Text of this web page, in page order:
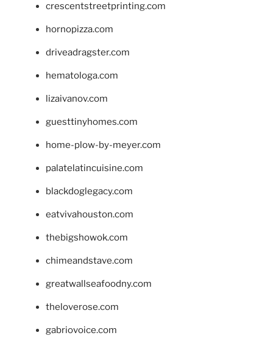
crescentstreetprinting.com
hornopizza.com
driveadragster.com
hematologa.com
lizaivanov.com
guesttinyhomes.com
home-plow-by-meyer.com
palatelatincuisine.com
blackdoglegacy.com
eatvivahouston.com
thebigshowok.com
chimeandstave.com
greatwallseafoodny.com
theloverose.com
gabriovoice.com